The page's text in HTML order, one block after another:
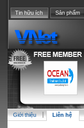
Tin hữu ích Sản phẩm
Giới thiệu Liên hệ